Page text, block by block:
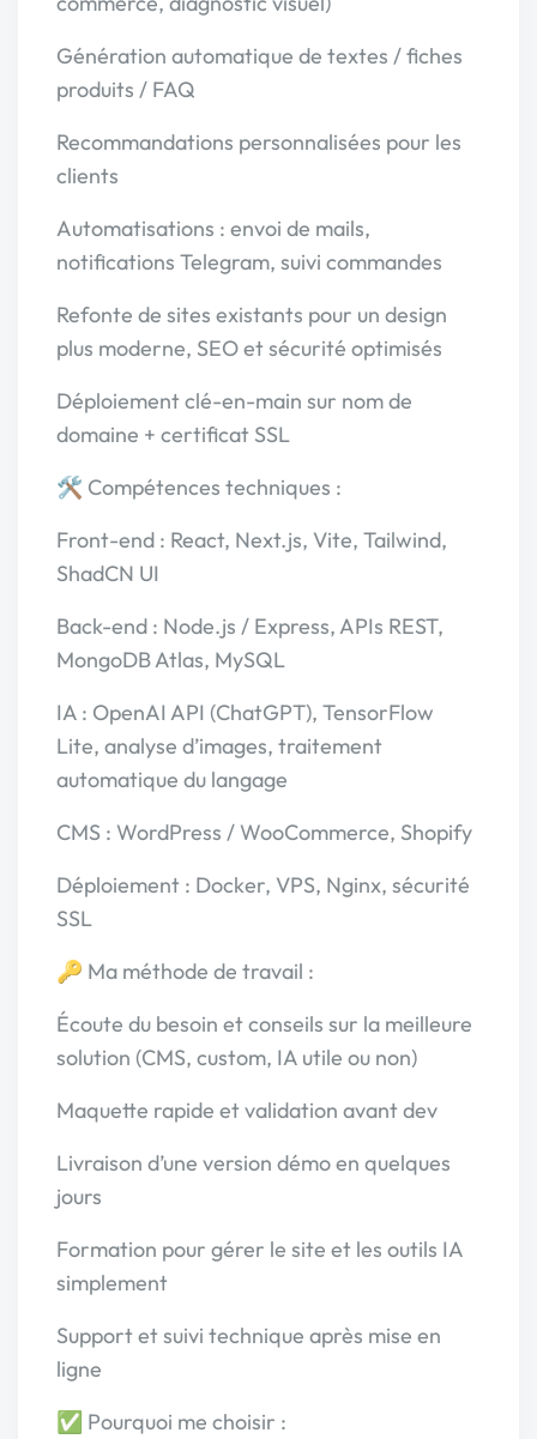
Génération automatique de textes / fiches
produits / FAQ
Recommandations personnalisées pour les
clients
Automatisations : envoi de mails,
notifications Telegram, suivi commandes
Refonte de sites existants pour un design
plus moderne, SEO et sécurité optimisés
Déploiement clé-en-main sur nom de
domaine + certificat SSL
🛠️ Compétences techniques :
Front-end : React, Next.js, Vite, Tailwind,
ShadCN UI
Back-end : Node.js / Express, APIs REST,
MongoDB Atlas, MySQL
IA : OpenAI API (ChatGPT), TensorFlow
Lite, analyse d’images, traitement
automatique du langage
CMS : WordPress / WooCommerce, Shopify
Déploiement : Docker, VPS, Nginx, sécurité
SSL
🔑 Ma méthode de travail :
Écoute du besoin et conseils sur la meilleure
solution (CMS, custom, IA utile ou non)
Maquette rapide et validation avant dev
Livraison d’une version démo en quelques
jours
Formation pour gérer le site et les outils IA
simplement
Support et suivi technique après mise en
ligne
✅ Pourquoi me choisir :